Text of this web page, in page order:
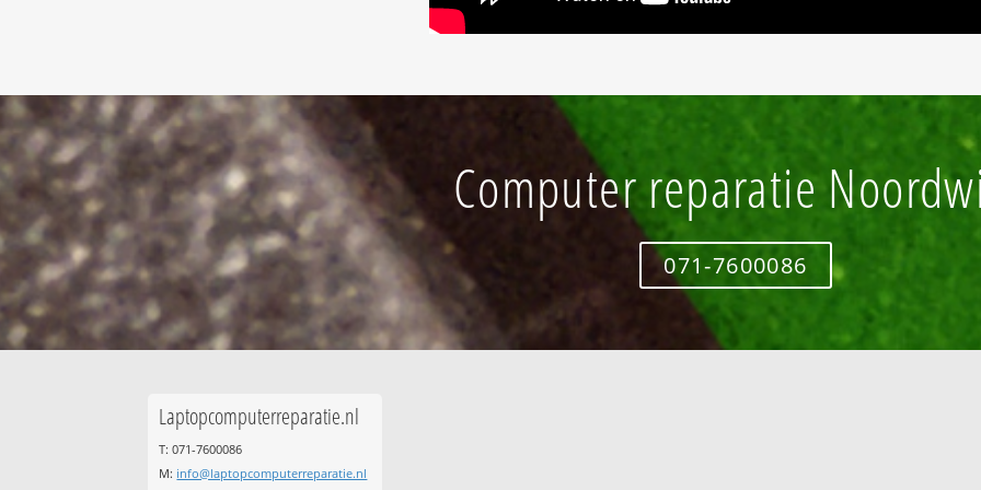
Computer reparatie
071-7600086
Laptopcomputerreparatie.nl
T: 071-7600086
M: info@laptopcomputerreparatie.nl